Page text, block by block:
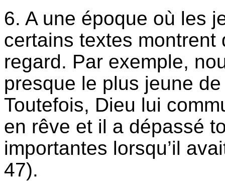
6. A une époque où les
certains textes
regard. Par exemple,
presque le plus jeune
Toutefois, Dieu lui
en rêve et il a dépassé
importantes lorsqu’il
47).